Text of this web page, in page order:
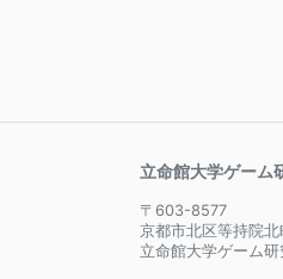
立命館大学ゲーム
〒603-8577
京都市北区等持院北
立命館大学ゲーム